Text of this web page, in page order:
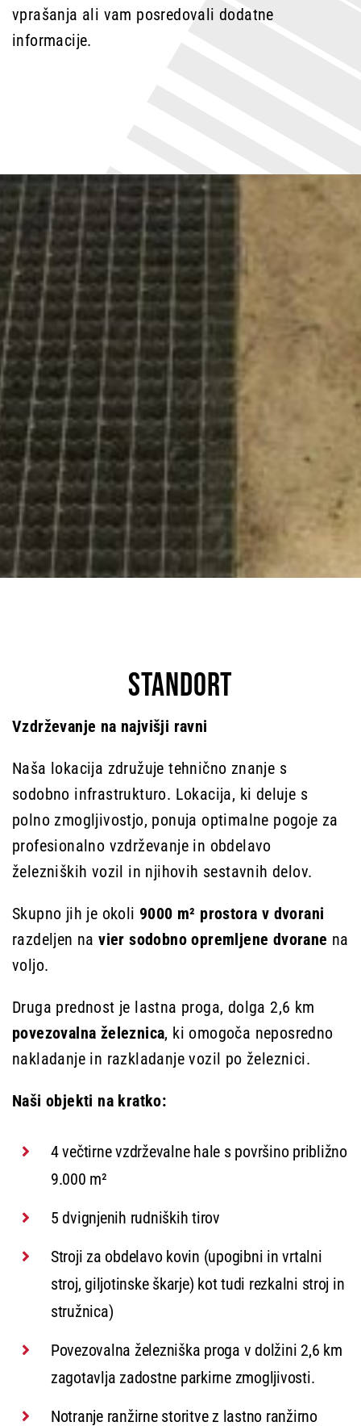
vprašanja ali vam posredovali dodatne
informacije.
STANDORT
Vzdrževanje na najvišji ravni
Naša lokacija združuje tehnično znanje s
sodobno infrastrukturo. Lokacija, ki deluje s
polno zmogljivostjo, ponuja optimalne pogoje za
profesionalno vzdrževanje in obdelavo
železniških vozil in njihovih sestavnih delov.
Skupno jih je okoli 9000 m² prostora v dvorani
razdeljen navier sodobno opremljene dvorane na
voljo.
Druga prednost je lastna proga, dolga 2,6 km
povezovalna železnica, ki omogoča neposredno
nakladanje in razkladanje vozil po železnici.
Naši objekti na kratko:
4večtirne vzdrževalne hale s površino približno
9.000 m²
5 dvignjenih rudniških tirov
Stroji za obdelavo kovin (upogibni in vrtalni
stroj, giljotinske škarje) kot tudi rezkalni stroj in
stružnica)
Povezovalna železniška proga v dolžini 2,6 km
zagotavlja zadostne parkirne zmogljivosti.
Notranje ranžirne storitve z lastno ranžirno